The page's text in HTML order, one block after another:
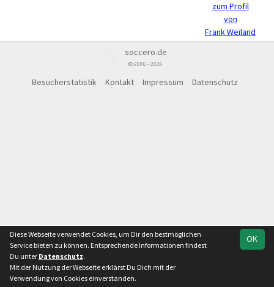
zum Profil
von
Frank Weiland
soccero.de
© 2006 - 2026
Besucherstatistik Kontakt Impressum Datenschutz
OK
Diese Webseite verwendet Cookies, um Dir den bestmöglichen
Service bieten zu können. Entsprechende Informationen findest
Du unter Datenschutz.
Mit der Nutzung der Webseite erklärst Du Dich mit der
Verwendung von Cookies einverstanden.